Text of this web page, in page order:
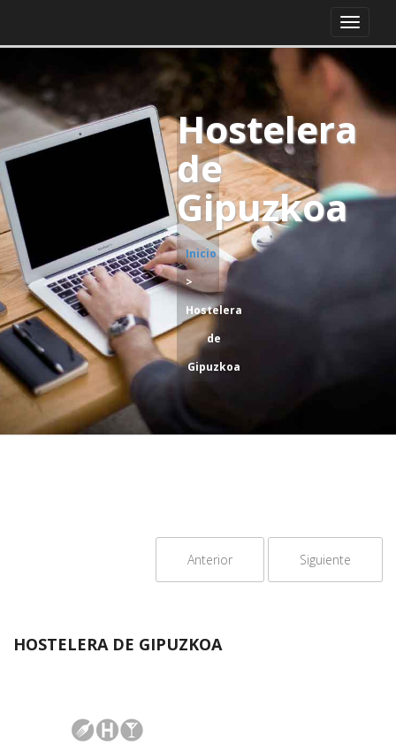
Hostelera
de
Gipuzkoa
Inicio
>
Hostelera
de
Gipuzkoa
Anterior Siguiente
HOSTELERA DE GIPUZKOA